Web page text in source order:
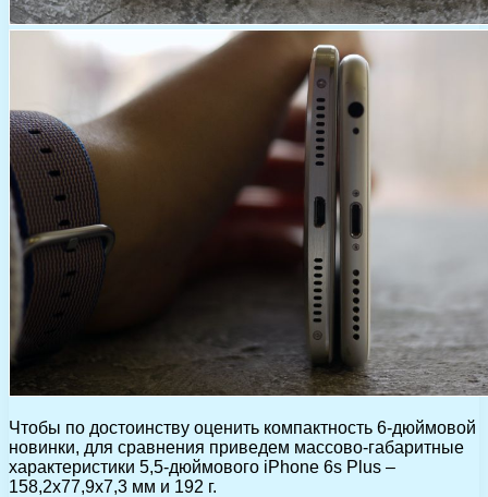
Чтобы по достоинству оценить компактность 6-дюймовой
новинки, для сравнения приведем массово-габаритные
характеристики 5,5-дюймового iPhone 6s Plus –
158,2х77,9х7,3 мм и 192 г.